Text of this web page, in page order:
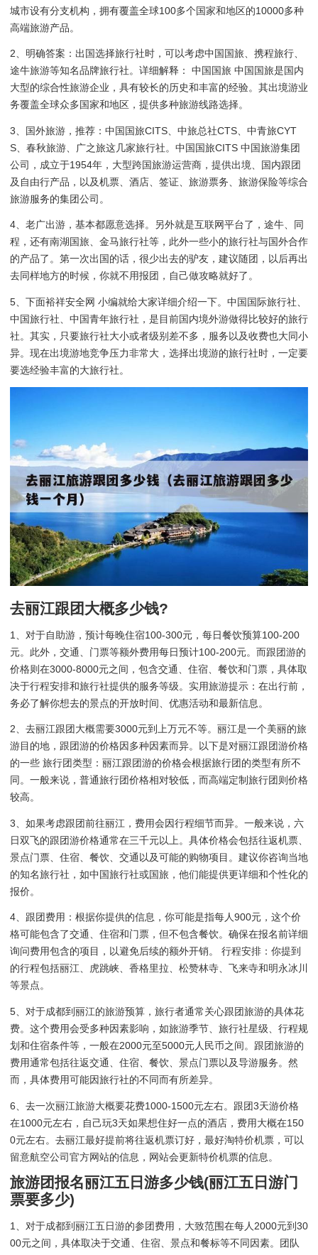
城市设有分支机构，拥有覆盖全球100多个国家和地区的10000多种
高端旅游产品。
2、明确答案：出国选择旅行社时，可以考虑中国国旅、携程旅行、
途牛旅游等知名品牌旅行社。详细解释： 中国国旅 中国国旅是国内
大型的综合性旅游企业，具有较长的历史和丰富的经验。其出境游业
务覆盖全球众多国家和地区，提供多种旅游线路选择。
3、国外旅游，推荐：中国国旅CITS、中旅总社CTS、中青旅CYT
S、春秋旅游、广之旅这几家旅行社。中国国旅CITS 中国旅游集团
公司，成立于1954年，大型跨国旅游运营商，提供出境、国内跟团
及自由行产品，以及机票、酒店、签证、旅游票务、旅游保险等综合
旅游服务的集团公司。
4、老广出游，基本都愿意选择。另外就是互联网平台了，途牛、同
程，还有南湖国旅、金马旅行社等，此外一些小的旅行社与国外合作
的产品了。第一次出国的话，很少出去的驴友，建议随团，以后再出
去同样地方的时候，你就不用报团，自己做攻略就好了。
5、下面裕祥安全网 小编就给大家详细介绍一下。中国国际旅行社、
中国旅行社、中国青年旅行社，是目前国内境外游做得比较好的旅行
社。其实，只要旅行社大小或者级别差不多，服务以及收费也大同小
异。现在出境游地竞争压力非常大，选择出境游的旅行社时，一定要
要选经验丰富的大旅行社。
去丽江跟团大概多少钱?
1、对于自助游，预计每晚住宿100-300元，每日餐饮预算100-200
元。此外，交通、门票等额外费用每日预计100-200元。而跟团游的
价格则在3000-8000元之间，包含交通、住宿、餐饮和门票，具体取
决于行程安排和旅行社提供的服务等级。实用旅游提示：在出行前，
务必了解你想去的景点的开放时间、优惠活动和最新信息。
2、去丽江跟团大概需要3000元到上万元不等。丽江是一个美丽的旅
游目的地，跟团游的价格因多种因素而异。以下是对丽江跟团游价格
的一些 旅行团类型：丽江跟团游的价格会根据旅行团的类型有所不
同。一般来说，普通旅行团价格相对较低，而高端定制旅行团则价格
较高。
3、如果考虑跟团前往丽江，费用会因行程细节而异。一般来说，六
日双飞的跟团游价格通常在三千元以上。具体价格会包括往返机票、
景点门票、住宿、餐饮、交通以及可能的购物项目。建议你咨询当地
的知名旅行社，如中国旅行社或国旅，他们能提供更详细和个性化的
报价。
4、跟团费用：根据你提供的信息，你可能是指每人900元，这个价
格可能包含了交通、住宿和门票，但不包含餐饮。确保在报名前详细
询问费用包含的项目，以避免后续的额外开销。 行程安排：你提到
的行程包括丽江、虎跳峡、香格里拉、松赞林寺、飞来寺和明永冰川
等景点。
5、对于成都到丽江的旅游预算，旅行者通常关心跟团旅游的具体花
费。这个费用会受多种因素影响，如旅游季节、旅行社星级、行程规
划和住宿条件等，一般在2000元至5000元人民币之间。跟团旅游的
费用通常包括往返交通、住宿、餐饮、景点门票以及导游服务。然
而，具体费用可能因旅行社的不同而有所差异。
6、去一次丽江旅游大概要花费1000-1500元左右。跟团3天游价格
在1000元左右，自己玩3天如果想住好一点的酒店，费用大概在150
0元左右。去丽江最好提前将往返机票订好，最好淘特价机票，可以
留意航空公司官方网站的信息，网站会更新特价机票的信息。
旅游团报名丽江五日游多少钱(丽江五日游门
票要多少)
1、对于成都到丽江五日游的参团费用，大致范围在每人2000元到30
00元之间，具体取决于交通、住宿、景点和餐标等不同因素。团队